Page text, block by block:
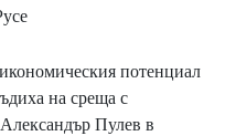
потенциал
на среща с
Пулев в